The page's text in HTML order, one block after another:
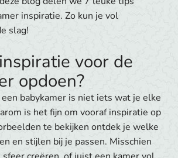
inspiratie. Zo kun je vol
slag!​
voor de
opdoen?
babykamer is niet iets wat je elke
is het fijn om vooraf inspiratie op
te bekijken ontdek je welke
en stijlen bij je passen. Misschien